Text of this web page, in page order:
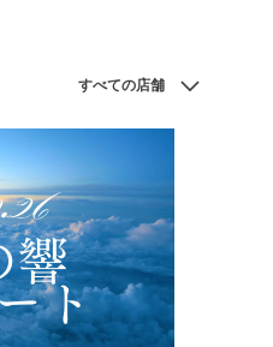
すべての店舗